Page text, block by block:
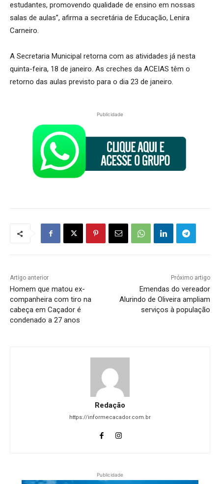
estudantes, promovendo qualidade de ensino em nossas
salas de aulas”, afirma a secretária de Educação, Lenira
Carneiro.
A Secretaria Municipal retorna com as atividades já nesta
quinta-feira, 18 de janeiro. As creches da ACEIAS têm o
retorno das aulas previsto para o dia 23 de janeiro.
Publicidade
Artigo anterior
Homem que matou ex-
companheira com tiro na
cabeça em Caçador é
condenado a 27 anos
Próximo artigo
Emendas do vereador
Alurindo de Oliveira ampliam
serviços à população
Redação
https://informecacador.com.br
Publicidade